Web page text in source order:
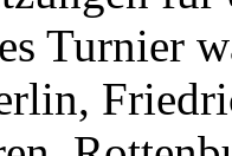
Turnier